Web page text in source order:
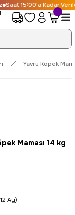
Kadar Verilen
Yavru Köpek
Maması 14 kg
Ay)